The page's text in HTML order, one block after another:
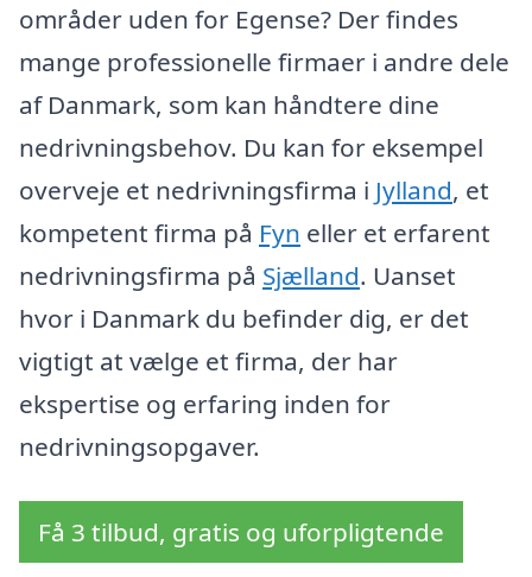
områder uden for Egense? Der findes
mange professionelle firmaer i andre dele
af Danmark, som kan håndtere dine
nedrivningsbehov. Du kan for eksempel
overveje et nedrivningsfirma i Jylland, et
kompetent firma på Fyn eller et erfarent
nedrivningsfirma på Sjælland. Uanset
hvor i Danmark du befinder dig, er det
vigtigt at vælge et firma, der har
ekspertise og erfaring inden for
nedrivningsopgaver.
Få 3 tilbud, gratis og uforpligtende